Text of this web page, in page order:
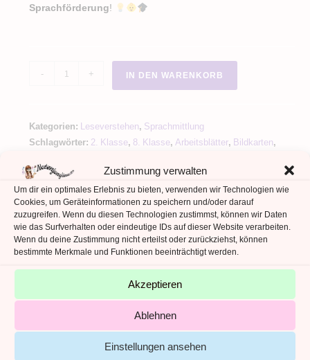
Zustimmung verwalten
Um dir ein optimales Erlebnis zu bieten, verwenden wir Technologien wie
Cookies, um Geräteinformationen zu speichern und/oder darauf
zuzugreifen. Wenn du diesen Technologien zustimmst, können wir Daten
wie das Surfverhalten oder eindeutige IDs auf dieser Website verarbeiten.
Wenn du deine Zustimmung nicht erteilst oder zurückziehst, können
bestimmte Merkmale und Funktionen beeinträchtigt werden.
Akzeptieren
Ablehnen
Einstellungen ansehen
Sprachförderung!
Fingeralphabet
Bildkarten
-
-
Arbeitsblätter
Menge
- + IN DEN WARENKORB
Kategorien: Leseverstehen, Sprachmittlung
Schlagwörter: 2. Klasse, 8. Klasse,Arbeitsblätter, Bildkarten,
ZUSÄTZLICHE INFORMATIONEN
REZENSIONEN (0)
Zusätzliche Informationen
ANZAHL DATEIEN